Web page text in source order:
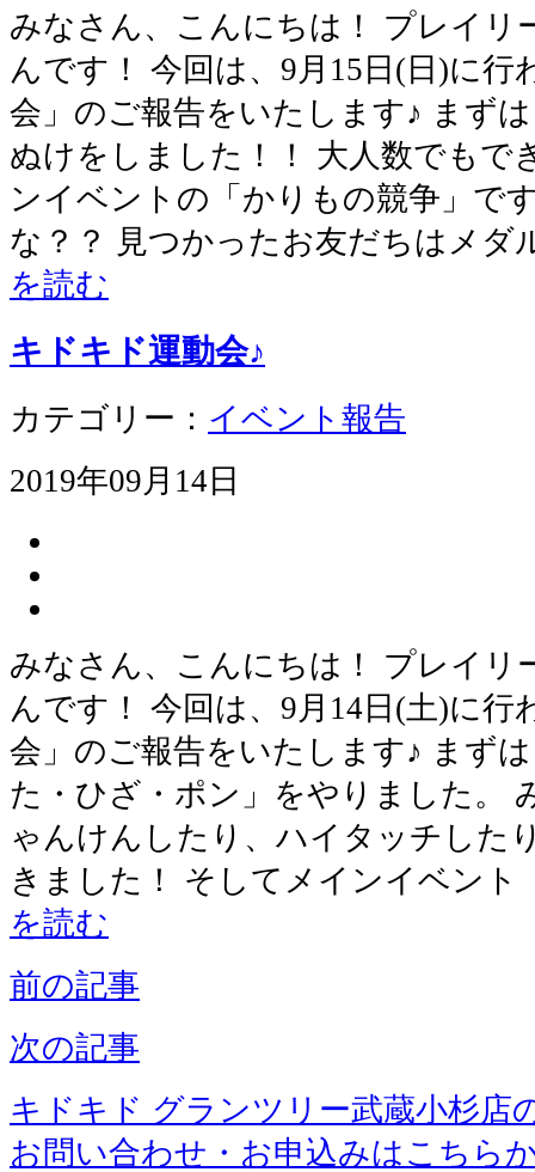
みなさん、こんにちは！ プレイリ
んです！ 今回は、9月15日(日)に行
会」のご報告をいたします♪ まず
ぬけをしました！！ 大人数でも
ンイベントの「かりもの競争」で
な？？ 見つかったお友だちはメ
を読む
キドキド運動会♪
カテゴリー： イベント報告
2019年09月14日
みなさん、こんにちは！ プレイリ
んです！ 今回は、9月14日(土)に行
会」のご報告をいたします♪ まず
た・ひざ・ポン」をやりました。
ゃんけんしたり、ハイタッチした
きました！ そしてメインイベン
を読む
前の記事
次の記事
キドキド グランツリー武蔵小杉店
お問い合わせ・お申込みはこちら